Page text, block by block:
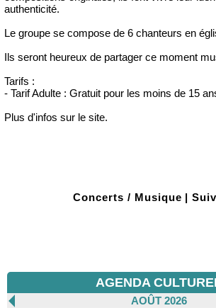
authenticité.
Le groupe se compose de 6 chanteurs en
Ils seront heureux de partager ce moment
Tarifs :
- Tarif Adulte : Gratuit pour les moins de 15
Plus d'infos sur le site.
Concerts / Musique |
AGENDA
AOÛT 2026